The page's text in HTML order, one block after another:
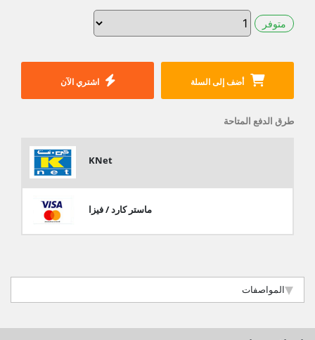
متوفر
أضف إلى السلة اشتري الآن
طرق الدفع المتاحة
KNet
ماستر كارد / فيزا
المواصفات